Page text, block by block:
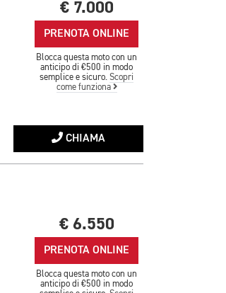
€ 7.000
PRENOTA ONLINE
Blocca questa moto con un
anticipo di €500 in modo
semplice e sicuro.Scopri
come funziona
CHIAMA
€ 6.550
PRENOTA ONLINE
Blocca questa moto con un
anticipo di €500 in modo